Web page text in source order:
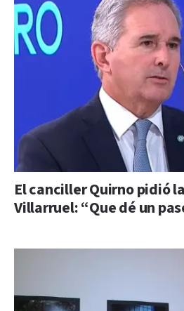
El canciller Quirno pidió
Villarruel: “Que dé un